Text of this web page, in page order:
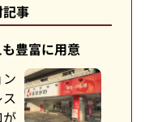
事
豊富に用意